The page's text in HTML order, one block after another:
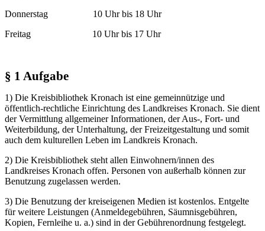
Donnerstag 10 Uhr bis 18 Uhr
Freitag 10 Uhr bis 17 Uhr
§ 1 Aufgabe
1) Die Kreisbibliothek Kronach ist eine gemeinnützige und
öffentlich-rechtliche Einrichtung des Landkreises Kronach. Sie dient
der Vermittlung allgemeiner Informationen, der Aus-, Fort- und
Weiterbildung, der Unterhaltung, der Freizeitgestaltung und somit
auch dem kulturellen Leben im Landkreis Kronach.
2) Die Kreisbibliothek steht allen Einwohnern/innen des
Landkreises Kronach offen. Personen von außerhalb können zur
Benutzung zugelassen werden.
3) Die Benutzung der kreiseigenen Medien ist kostenlos. Entgelte
für weitere Leistungen (Anmeldegebühren, Säumnisgebühren,
Kopien, Fernleihe u. a.) sind in der Gebührenordnung festgelegt.